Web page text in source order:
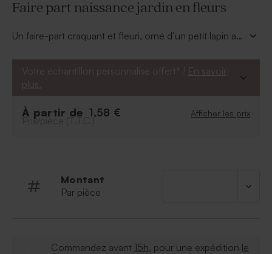
Faire part naissance jardin en fleurs
Un faire-part craquant et fleuri, orné d’un petit lapin au
prénom manuscrit et son fond effet naturel, il célèbre
la naissance avec tendresse et poésie champêtre.
Votre échantillon personnalisé offert* ! En savoir
plus.
À partir de 1,58 € Afficher les prix
Prix/pièce (T.T.C.)
Montant
Par pièce
Commandez avant 15h, pour une expédition le